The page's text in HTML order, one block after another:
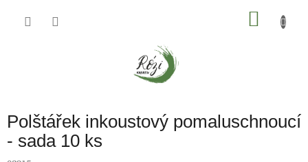
Polštářek inkoustový pomaluschnoucí
- sada 10 ks